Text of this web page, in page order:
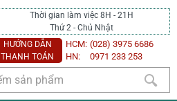
Thời gian làm việc 8H - 21H
Thứ 2 - Chủ Nhật
HƯỚNG DẪN
THANH TOÁN
HCM: (028) 3975 6686
HN:
0971 233 253